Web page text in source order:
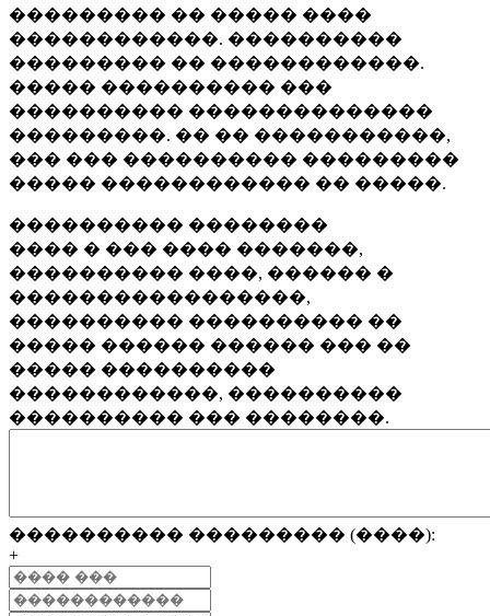
��������� �� ����� ����
������������. ����������
��������� �� ������������.
����� ���������� ���
���������� ��������������
���������. �� �� �����������,
��� ��� ���������� ���������
����� ������������ �� �����.
���������� ��������
���� � ��� ���� �������,
���������� ����, ������ �
�����������������,
���������� ���������� ��
����� ������ ������ ��� ��
����� ����������
������������, ����������
���������� ��� ��������.
���������� ��������� (����):
+